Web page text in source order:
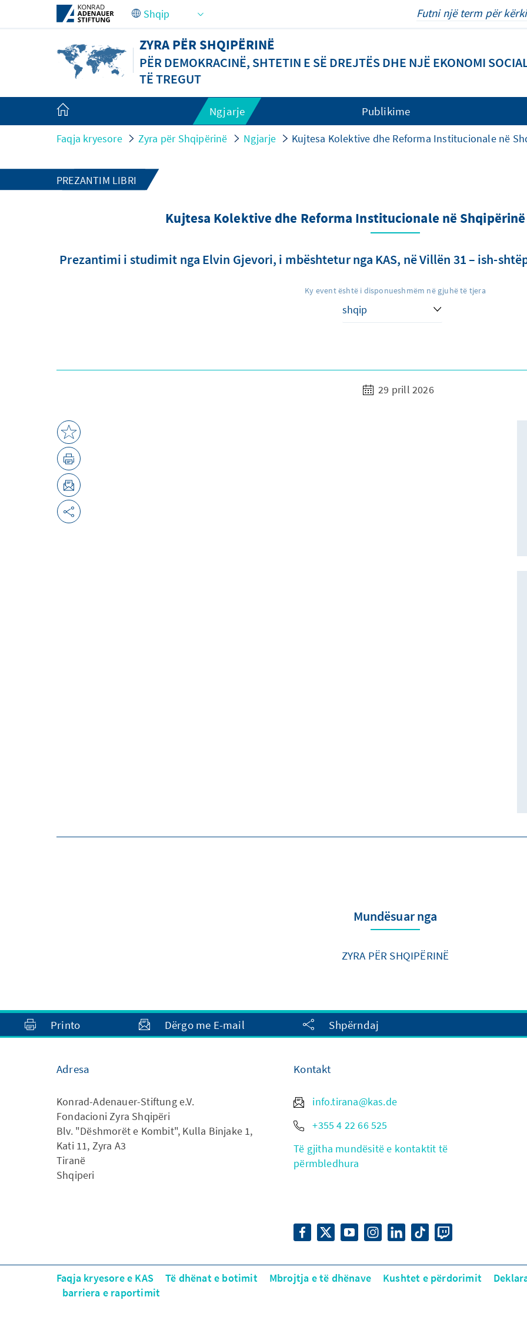
Skip to Main Content
ZYRA PËR SHQIPËRINË
PËR DEMOKRACINË, SHTETIN E SË DREJTËS DHE NJË EKONOMI
TË TREGUT
Ngjarje Publikime
Faqja kryesore Zyra për Shqipërinë Ngjarje Kujtesa Kolektive dhe Reforma Institucionale në
PREZANTIM LIBRI
Kujtesa Kolektive dhe Reforma Institucionale në
Prezantimi i studimit nga Elvin Gjevori, i mbështetur nga KAS, në Villën 31 – ish-
Ky event është i disponueshmëm në gjuhë të tjera
29 prill 2026
Mundësuar nga
ZYRA PËR SHQIPËRINË
Printo Dërgo me E-mail Shpërndaj
Adresa
Konrad-Adenauer-Stiftung e.V.
Fondacioni Zyra Shqipëri
Blv. "Dëshmorët e Kombit", Kulla Binjake 1,
Kati 11, Zyra A3
Tiranë
Shqiperi
Kontakt
info.tirana@kas.de
+355 4 22 66 525
Të gjitha mundësitë e kontaktit të
përmbledhura
Faqja kryesore e KAS Të dhënat e botimit Mbrojtja e të dhënave Kushtet e përdorimit
barriera e raportimit